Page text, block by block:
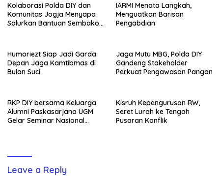
Kolaborasi Polda DIY dan
Komunitas Jogja Menyapa
Salurkan Bantuan Sembako,
IARMI Menata Langkah,
Menguatkan Barisan
Pengabdian
Humoriezt Siap Jadi Garda
Depan Jaga Kamtibmas di
Bulan Suci
Jaga Mutu MBG, Polda DIY
Gandeng Stakeholder
Perkuat Pengawasan Pangan
RKP DIY bersama Keluarga
Alumni Paskasarjana UGM
Gelar Seminar Nasional
Kisruh Kepengurusan RW,
Seret Lurah ke Tengah
Pusaran Konflik
Leave a Reply